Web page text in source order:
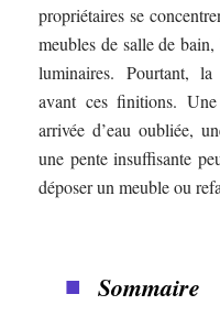
propriétaires se
meubles de salle de
luminaires. Pourtant,
avant ces finitions.
arrivée d’eau oubliée,
une pente insuffisante
déposer un meuble ou
Sommaire